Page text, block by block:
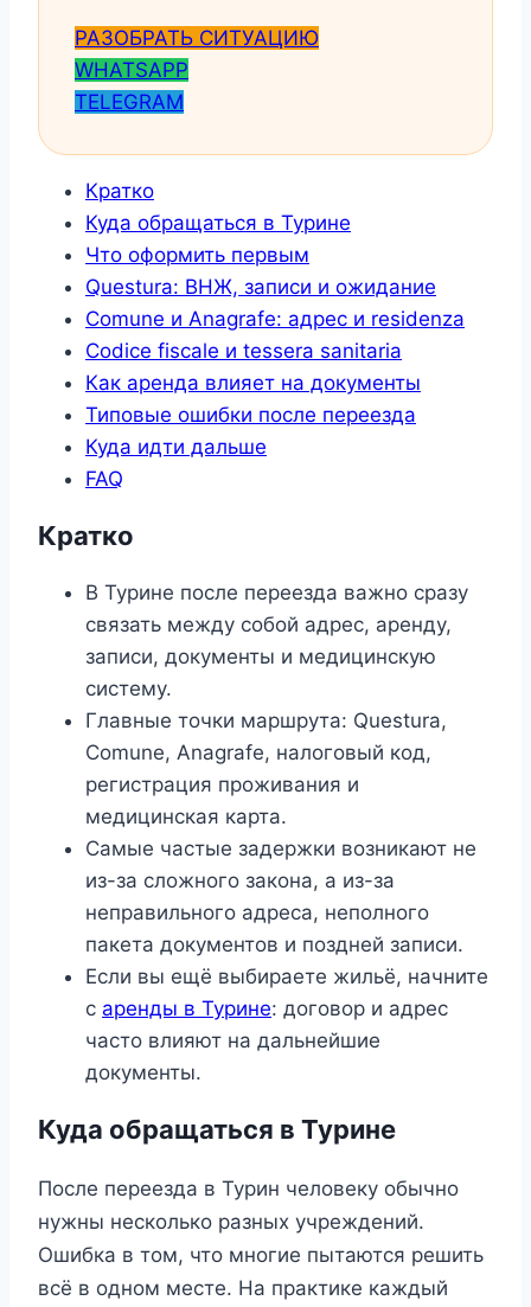
РАЗОБРАТЬ СИТУАЦИЮ
WHATSAPP
TELEGRAM
Кратко
Куда обращаться в Турине
Что оформить первым
Questura: ВНЖ, записи и ожидание
Comune и Anagrafe: адрес и residenza
Codice fiscale и tessera sanitaria
Как аренда влияет на документы
Типовые ошибки после переезда
Куда идти дальше
FAQ
Кратко
В Турине после переезда важно сразу
связать между собой адрес, аренду,
записи, документы и медицинскую
систему.
Главные точки маршрута: Questura,
Comune, Anagrafe, налоговый код,
регистрация проживания и
медицинская карта.
Самые частые задержки возникают не
из-за сложного закона, а из-за
неправильного адреса, неполного
пакета документов и поздней записи.
Если вы ещё выбираете жильё, начните
с аренды в Турине: договор и адрес
часто влияют на дальнейшие
документы.
Куда обращаться в Турине
После переезда в Турин человеку обычно
нужны несколько разных учреждений.
Ошибка в том, что многие пытаются решить
всё в одном месте. На практике каждый